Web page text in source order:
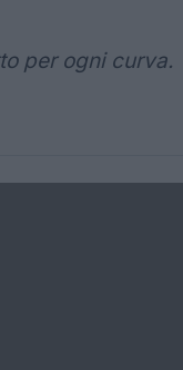
per ogni curva.